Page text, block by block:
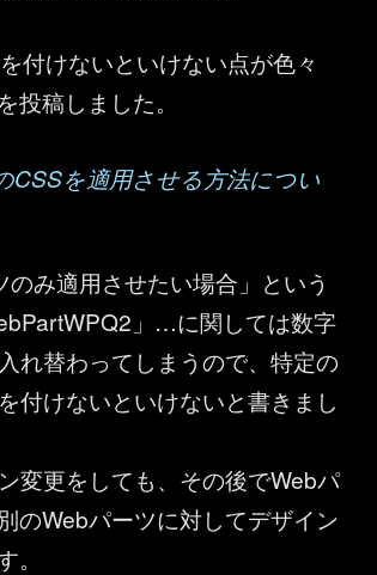
付けないといけない点が色々
稿しました。
CSSを適用させる方法につい
み適用させたい場合」という
」…に関しては数字
れ替わってしまうので、特定の
付けないといけないと書きまし
変更をしても、その後でWebパ
のWebパーツに対してデザイン